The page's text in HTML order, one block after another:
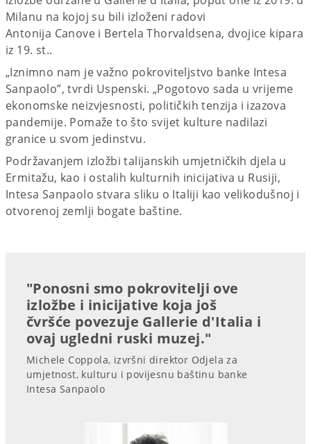
Milanu na kojoj su bili izloženi radovi
Antonija Canove i Bertela Thorvaldsena, dvojice kipara
iz 19. st..
„Iznimno nam je važno pokroviteljstvo banke Intesa
Sanpaolo”, tvrdi Uspenski. „Pogotovo sada u vrijeme
ekonomske neizvjesnosti, političkih tenzija i izazova
pandemije. Pomaže to što svijet kulture nadilazi
granice u svom jedinstvu.
Podržavanjem izložbi talijanskih umjetničkih djela u
Ermitažu, kao i ostalih kulturnih inicijativa u Rusiji,
Intesa Sanpaolo stvara sliku o Italiji kao velikodušnoj i
otvorenoj zemlji bogate baštine.
"Ponosni smo pokrovitelji ove
izložbe i inicijative koja još
čvršće povezuje Gallerie d'Italia i
ovaj ugledni ruski muzej."
Michele Coppola, izvršni direktor Odjela za
umjetnost, kulturu i povijesnu baštinu banke
Intesa Sanpaolo